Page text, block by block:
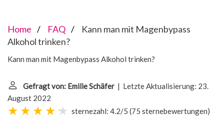
Home FAQ
Kann man mit Magenbypass
Alkohol trinken?
Kann man mit Magenbypass Alkohol trinken?
Gefragt von: Emilie Schäfer | Letzte Aktualisierung: 23.
August 2022
sternezahl: 4.2/5 (75 sternebewertungen)